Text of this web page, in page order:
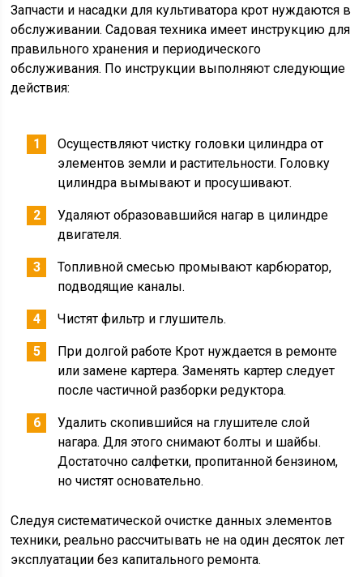
Запчасти и насадки для культиватора крот нуждаются в
обслуживании. Садовая техника имеет инструкцию для
правильного хранения и периодического
обслуживания. По инструкции выполняют следующие
действия:
Осуществляют чистку головки цилиндра от
элементов земли и растительности. Головку
цилиндра вымывают и просушивают.
Удаляют образовавшийся нагар в цилиндре
двигателя.
Топливной смесью промывают карбюратор,
подводящие каналы.
Чистят фильтр и глушитель.
При долгой работе Крот нуждается в ремонте
или замене картера. Заменять картер следует
после частичной разборки редуктора.
Удалить скопившийся на глушителе слой
нагара. Для этого снимают болты и шайбы.
Достаточно салфетки, пропитанной бензином,
но чистят основательно.
Следуя систематической очистке данных элементов
техники, реально рассчитывать не на один десяток лет
эксплуатации без капитального ремонта.